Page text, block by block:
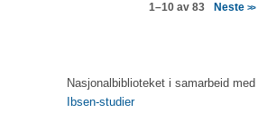
1–10 av 83 Neste>>
Nasjonalbiblioteket i samarbeid med
Ibsen-studier